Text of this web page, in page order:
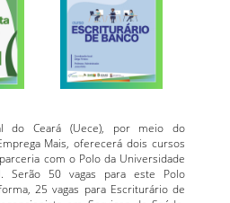
do Ceará (Uece), por meio do
Mais, oferecerá dois cursos
com o Polo da Universidade
Serão 50 vagas para este Polo
25 vagas para Escriturário de